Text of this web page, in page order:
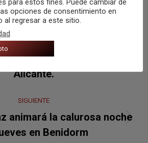
ANTERIOR
anterior:
Serrat. 2 y 3 de agosto en
Alicante.
SIGUIENTE
Publicación
siguiente:
animará la calurosa noche
en Benidorm
para estos fines. Puede cambiar de
opciones de consentimiento en
al regresar a este sitio.